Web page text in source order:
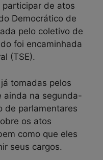
participar de atos
Democrático de
pelo coletivo de
foi encaminhada
(TSE).
tomadas pelos
ainda na segunda-
de parlamentares
os atos
como que eles
seus cargos.